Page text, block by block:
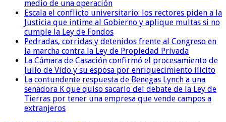
medio de una operación
Escala el conflicto universitario: los rectores piden a la
Justicia que intime al Gobierno y aplique multas si no
cumple la Ley de Fondos
Pedradas, corridas y detenidos frente al Congreso en
la marcha contra la Ley de Propiedad Privada
La Cámara de Casación confirmó el procesamiento de
Julio de Vido y su esposa por enriquecimiento ilícito
La contundente respuesta de Benegas Lynch a una
senadora K que quiso sacarlo del debate de la Ley de
Tierras por tener una empresa que vende campos a
extranjeros